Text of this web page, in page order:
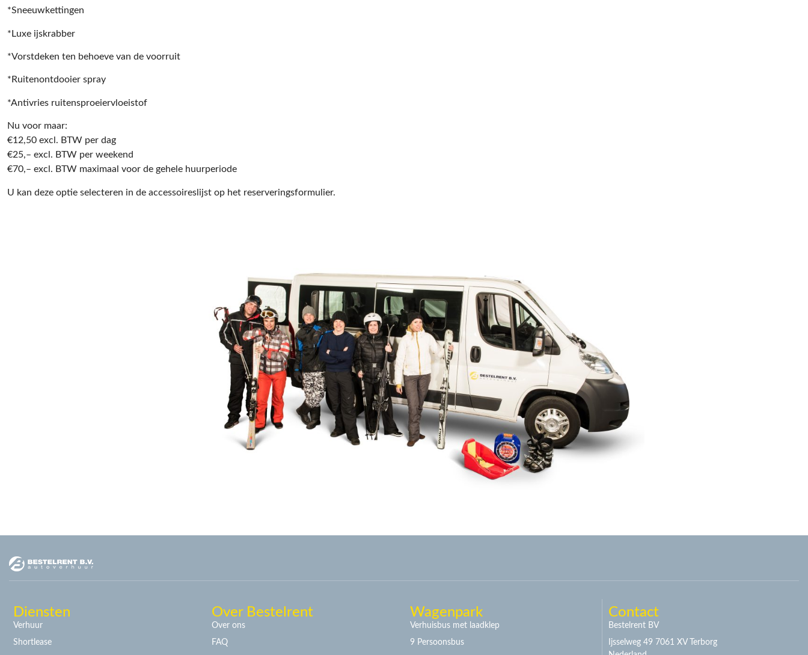
*Sneeuwkettingen
*Luxe ijskrabber
*Vorstdeken ten behoeve van de voorruit
*Ruitenontdooier spray
*Antivries ruitensproeiervloeistof
Nu voor maar:
€12,50 excl. BTW per dag
€25,– excl. BTW per weekend
€70,– excl. BTW maximaal voor de gehele huurperiode
U kan deze optie selecteren in de accessoireslijst op het reserveringsformulier.
Diensten
Verhuur
Shortlease
Over Bestelrent
Over ons
FAQ
Wagenpark
Verhuisbus met laadklep
9 Persoonsbus
Contact
Bestelrent BV
Ijsselweg 49 7061 XV Terborg